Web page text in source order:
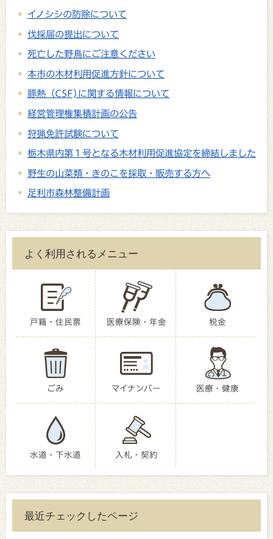
イノシシの防除について
伐採届の提出について
死亡した野鳥にご注意ください
本市の木材利用促進方針について
豚熱（CSF)に関する情報について
経営管理権集積計画の公告
狩猟免許試験について
栃木県内第１号となる木材利用促進協定を締結しました
野生の山菜類・きのこを採取・販売する方へ
足利市森林整備計画
よく利用されるメニュー
戸籍・住民票 医療保険・年金 税金
ごみ マイナンバー 医療・健康
水道・下水道 入札・契約
最近チェックしたページ